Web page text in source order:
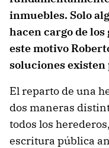
inmuebles. Solo
hacen cargo de los
este motivo
soluciones existen
El reparto de una
dos maneras
todos los
escritura pública